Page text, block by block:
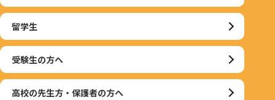
留学生
受験生の方へ
高校の先生方・保護者の方へ